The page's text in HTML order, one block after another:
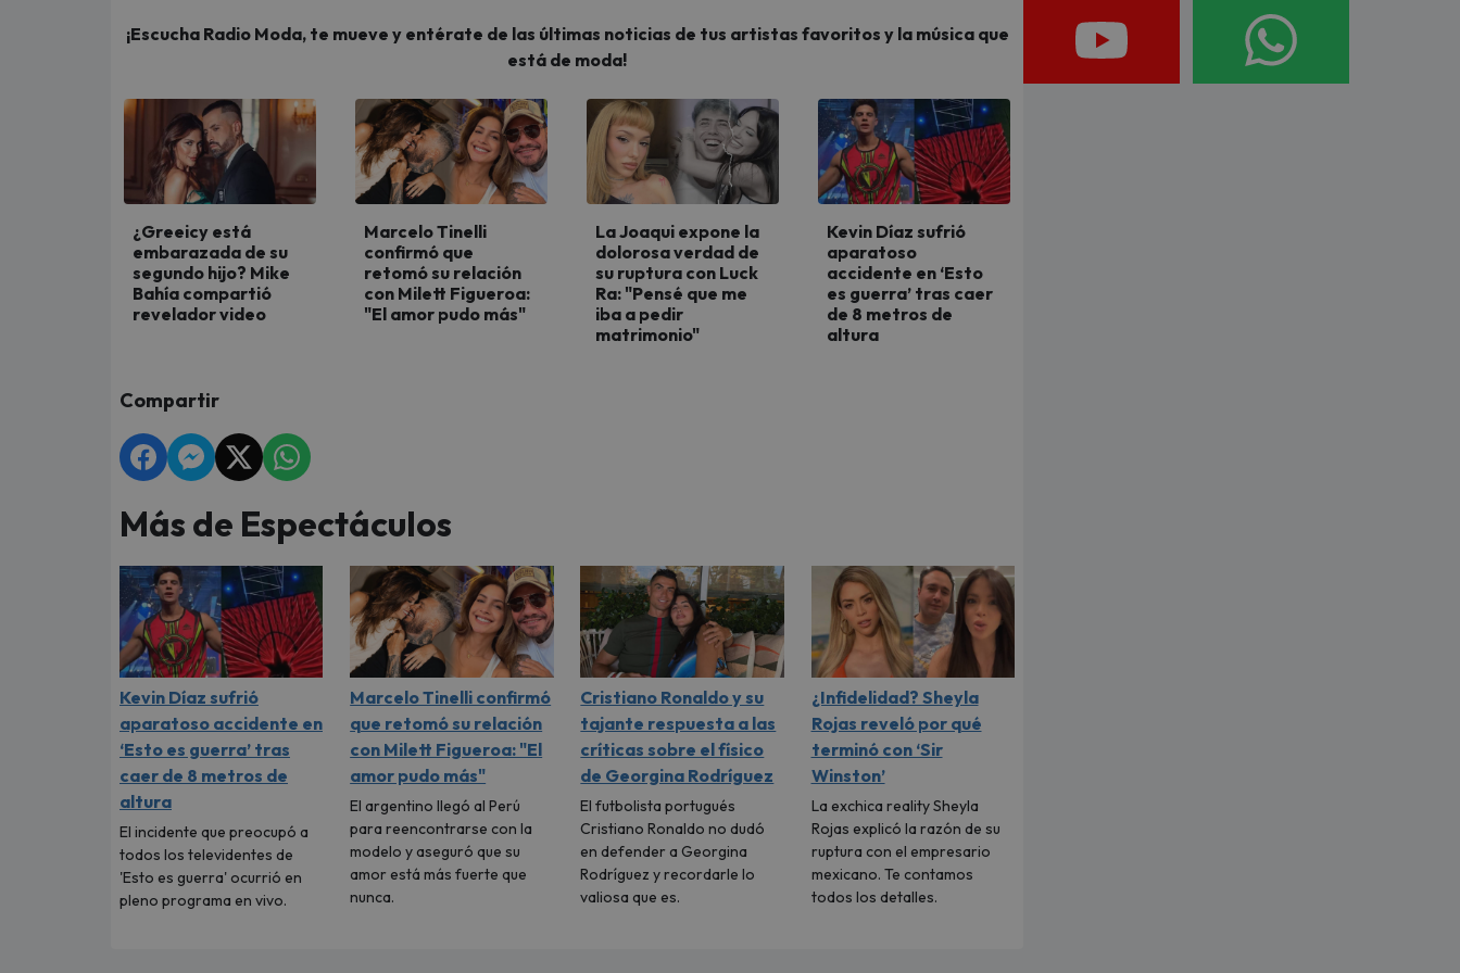
¡Escucha Radio Moda, te mueve y entérate de las últimas noticias de tus artistas favoritos y la música que
está de moda!
¿Greeicy está
embarazada de su
segundo hijo? Mike
Bahía compartió
revelador video
Marcelo Tinelli
confirmó que
retomó su relación
con Milett Figueroa:
"El amor pudo más"
La Joaqui expone la
dolorosa verdad de
su ruptura con Luck
Ra: "Pensé que me
iba a pedir
matrimonio"
Kevin Díaz sufrió
aparatoso
accidente en ‘Esto
es guerra’ tras caer
de 8 metros de
altura
Compartir
Más de Espectáculos
Kevin Díaz sufrió
aparatoso accidente en
‘Esto es guerra’ tras
caer de 8 metros de
altura
El incidente que preocupó a
todos los televidentes de
'Esto es guerra' ocurrió en
pleno programa en vivo.
Marcelo Tinelli confirmó
que retomó su relación
con Milett Figueroa: "El
amor pudo más"
El argentino llegó al Perú
para reencontrarse con la
modelo y aseguró que su
amor está más fuerte que
nunca.
Cristiano Ronaldo y su
tajante respuesta a las
críticas sobre el físico
de Georgina Rodríguez
El futbolista portugués
Cristiano Ronaldo no dudó
en defender a Georgina
Rodríguez y recordarle lo
valiosa que es.
¿Infidelidad? Sheyla
Rojas reveló por qué
terminó con ‘Sir
Winston’
La exchica reality Sheyla
Rojas explicó la razón de su
ruptura con el empresario
mexicano. Te contamos
todos los detalles.